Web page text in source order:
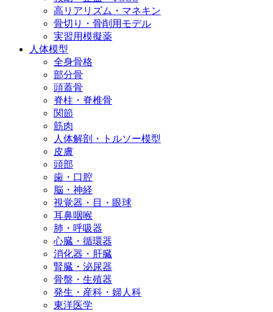
高リアリズム・マネキン
骨切り・骨削用モデル
実習用模擬薬
人体模型
全身骨格
部分骨
頭蓋骨
脊柱・脊椎骨
関節
筋肉
人体解剖・トルソー模型
皮膚
頭部
歯・口腔
脳・神経
視覚器・目・眼球
耳鼻咽喉
肺・呼吸器
心臓・循環器
消化器・肝臓
腎臓・泌尿器
骨盤・生殖器
発生・産科・婦人科
東洋医学